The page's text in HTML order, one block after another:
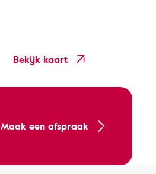
Bekijk kaart
Maak een afspraak